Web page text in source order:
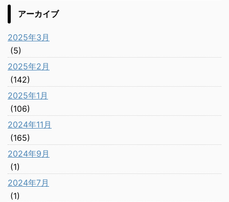
アーカイブ
2025年3月
(5)
2025年2月
(142)
2025年1月
(106)
2024年11月
(165)
2024年9月
(1)
2024年7月
(1)